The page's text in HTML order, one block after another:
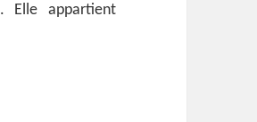
Elle appartient